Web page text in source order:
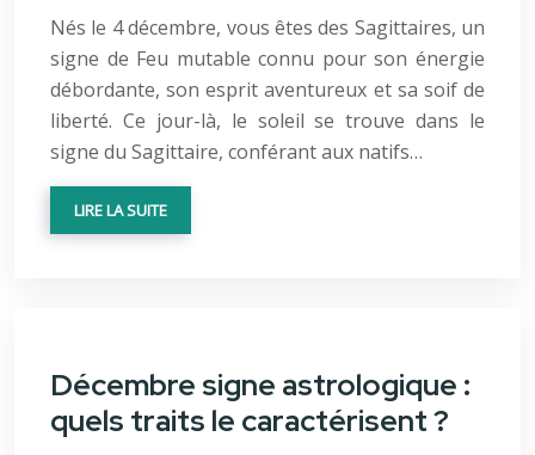
Nés le 4 décembre, vous êtes des Sagittaires, un
signe de Feu mutable connu pour son énergie
débordante, son esprit aventureux et sa soif de
liberté. Ce jour-là, le soleil se trouve dans le
signe du Sagittaire, conférant aux natifs…
LIRE LA SUITE
Décembre signe astrologique :
quels traits le caractérisent ?